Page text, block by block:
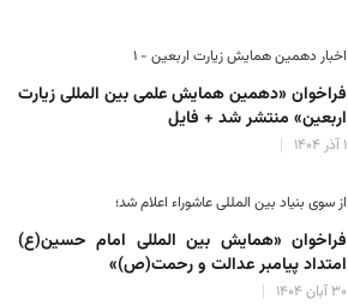
اخبار دهمین همایش زیارت اربعین - ۱
فراخوان «دهمین همایش علمی بین المللی زیارت
اربعین» منتشر شد + فایل
۱ آذر ۱۴۰۴
از سوی بنیاد بین المللی عاشوراء اعلام شد؛
فراخوان «همایش بین المللی امام حسین(ع)
امتداد پیامبر عدالت و رحمت(ص)»
۳۰ آبان ۱۴۰۴